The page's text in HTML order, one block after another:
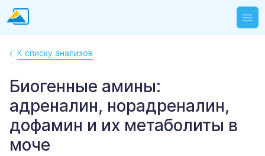
К списку анализов
Биогенные амины:
адреналин, норадреналин,
дофамин и их метаболиты в
моче